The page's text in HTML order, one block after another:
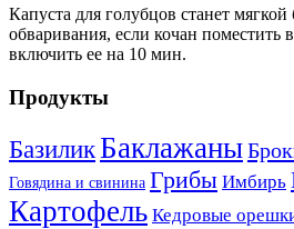
Капуста для голубцов станет мягкой
обваривания, если кочан поместить
включить ее на 10 мин.
Продукты
БазиликБаклажаны
Говядина и свинина Грибы Имбирь
Картофель Кедровые